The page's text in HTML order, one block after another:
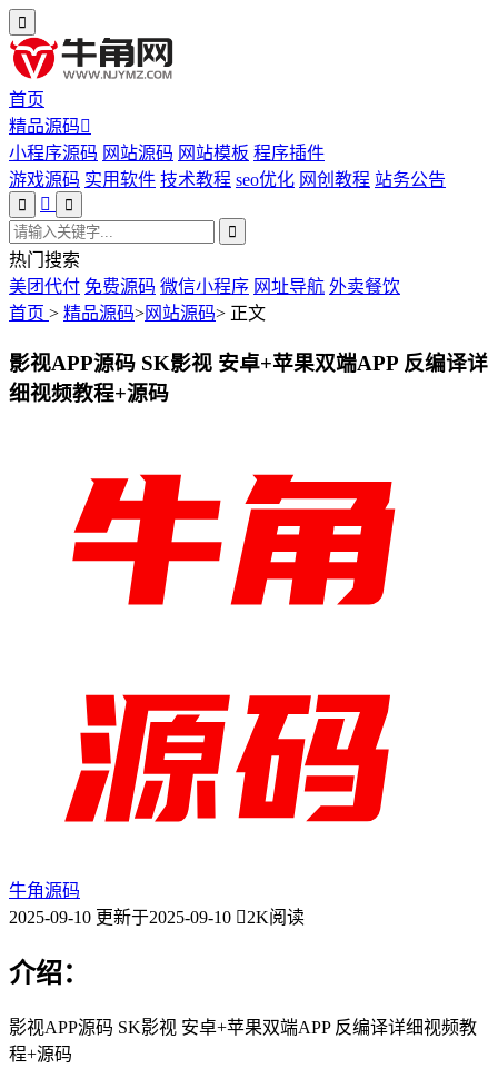
首页
精品源码
小程序源码 网站源码 网站模板 程序插件
游戏源码 实用软件 技术教程 seo优化 网创教程 站务公告
热门搜索
美团代付 免费源码 微信小程序 网址导航 外卖餐饮
首页 > 精品源码>网站源码> 正文
影视APP源码 SK影视 安卓+苹果双端APP 反编译详
细视频教程+源码
牛角源码
2025-09-10 更新于2025-09-10 2K阅读
介绍：
影视APP源码 SK影视 安卓+苹果双端APP 反编译详细视频教
程+源码